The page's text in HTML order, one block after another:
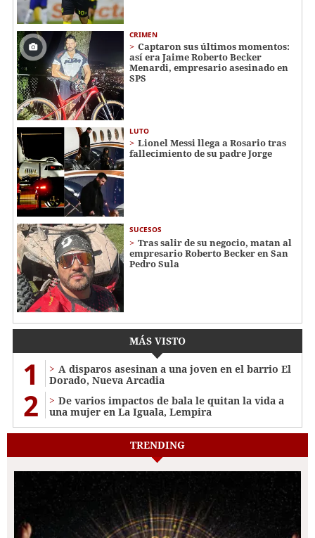
CRIMEN
Captaron sus últimos momentos:
así era Jaime Roberto Becker
Menardi​​​, empresario asesinado en
SPS
LUTO
Lionel Messi llega a Rosario tras
fallecimiento de su padre Jorge
SUCESOS
Tras salir de su negocio, matan al
empresario Roberto Becker en San
Pedro Sula
MÁS VISTO
1
A disparos asesinan a una joven en el barrio El
Dorado, Nueva Arcadia
2
De varios impactos de bala le quitan la vida a
una mujer en La Iguala, Lempira
TRENDING